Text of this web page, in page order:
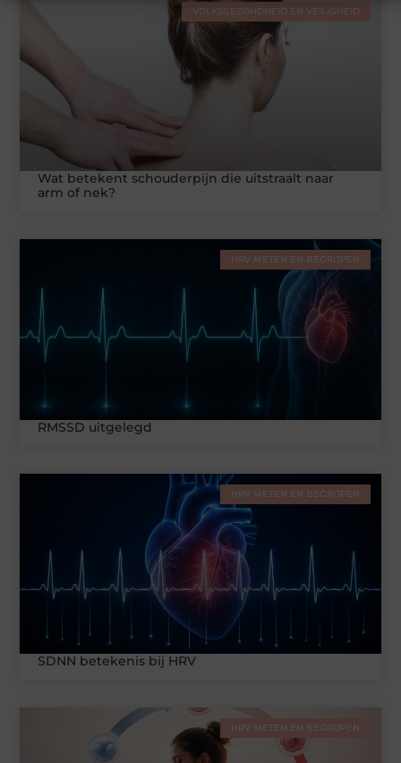
VOLKSGEZONDHEID EN VEILIGHEID
Wat betekent schouderpijn die uitstraalt naar
arm of nek?
HRV METEN EN BEGRIJPEN
RMSSD uitgelegd
HRV METEN EN BEGRIJPEN
SDNN betekenis bij HRV
HRV METEN EN BEGRIJPEN